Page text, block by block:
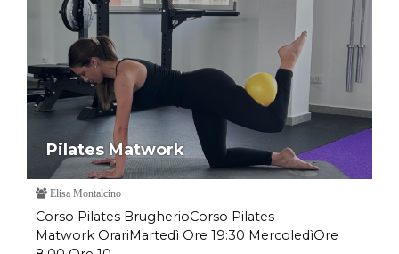
Pilates Matwork
Elisa Montalcino
Corso Pilates BrugherioCorso Pilates
Matwork OrariMartedì Ore 19:30 MercoledìOre